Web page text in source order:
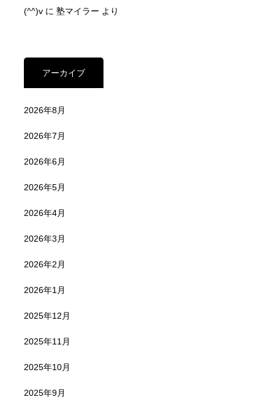
(^^)v に 塾マイラー より
アーカイブ
2026年8月
2026年7月
2026年6月
2026年5月
2026年4月
2026年3月
2026年2月
2026年1月
2025年12月
2025年11月
2025年10月
2025年9月